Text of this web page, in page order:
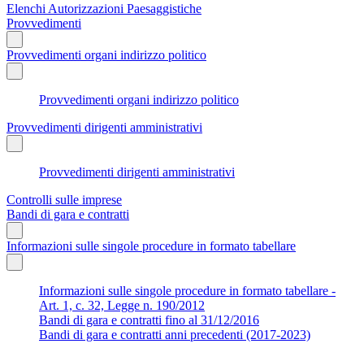
Elenchi Autorizzazioni Paesaggistiche
Provvedimenti
Provvedimenti organi indirizzo politico
Provvedimenti organi indirizzo politico
Provvedimenti dirigenti amministrativi
Provvedimenti dirigenti amministrativi
Controlli sulle imprese
Bandi di gara e contratti
Informazioni sulle singole procedure in formato tabellare
Informazioni sulle singole procedure in formato tabellare -
Art. 1, c. 32, Legge n. 190/2012
Bandi di gara e contratti fino al 31/12/2016
Bandi di gara e contratti anni precedenti (2017-2023)